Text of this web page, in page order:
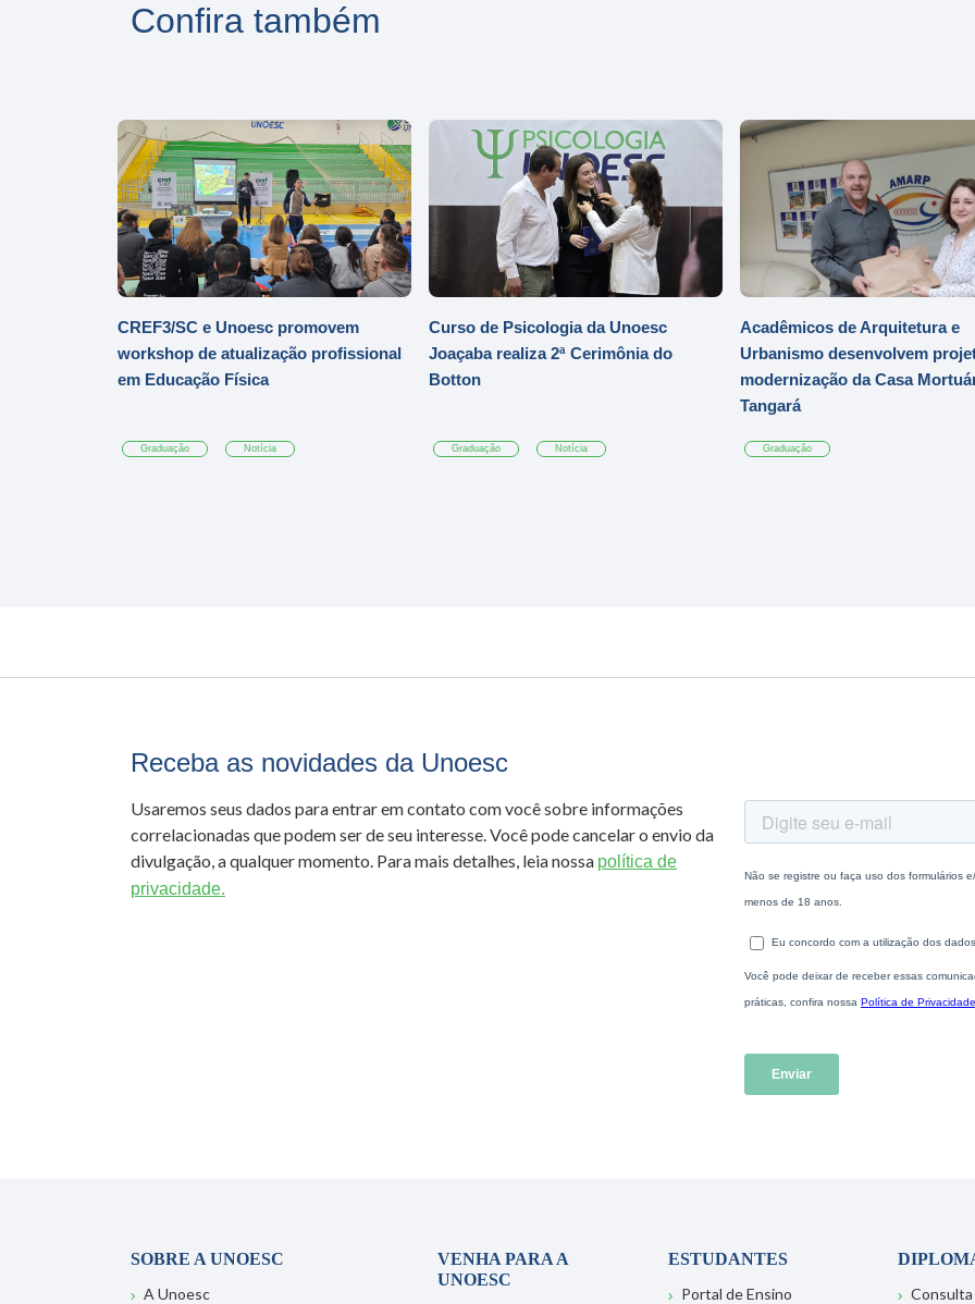
Confira também
CREF3/SC e Unoesc promovem
workshop de atualização profissional
em Educação Física
Graduação Notícia
Curso de Psicologia da Unoesc
Joaçaba realiza 2ª Cerimônia do
Botton
Graduação Notícia
Acadêmicos de Arquitetura e
Urbanismo desenvolvem
modernização da Casa
Tangará
Graduação
Receba as novidades da Unoesc
Usaremos seus dados para entrar em contato com você sobre informações
correlacionadas que podem ser de seu interesse. Você pode cancelar o envio da
divulgação, a qualquer momento. Para mais detalhes, leia nossa política de
privacidade.
SOBRE A UNOESC
A Unoesc
VENHA PARA A
UNOESC
ESTUDANTES
Portal de Ensino
Consulta